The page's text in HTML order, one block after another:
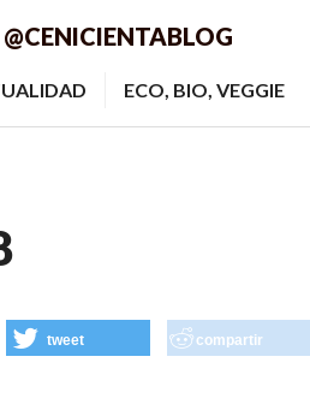
@CENICIENTABLOG
ECO, BIO, VEGGIE
tweet compartir